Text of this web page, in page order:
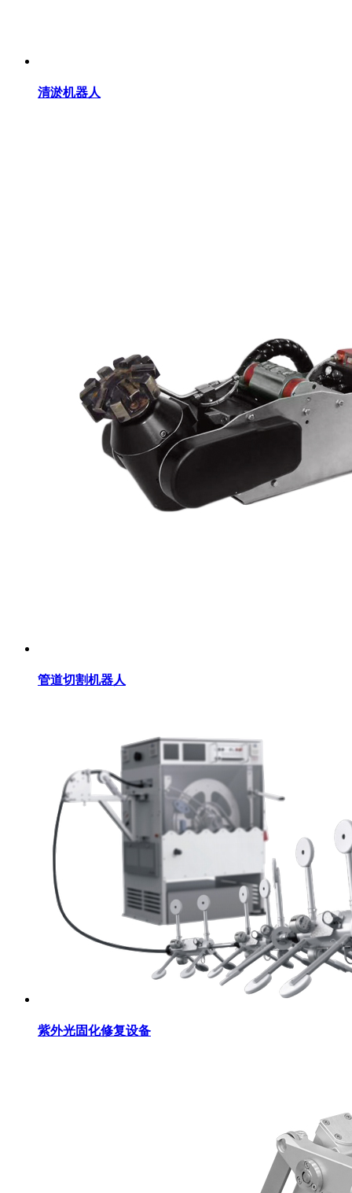
清淤机器人
管道切割机器人
紫外光固化修复设备